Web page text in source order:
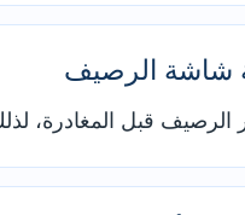
شاشة الرصيف
الرصيف قبل المغادرة،